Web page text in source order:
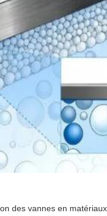
des vannes en